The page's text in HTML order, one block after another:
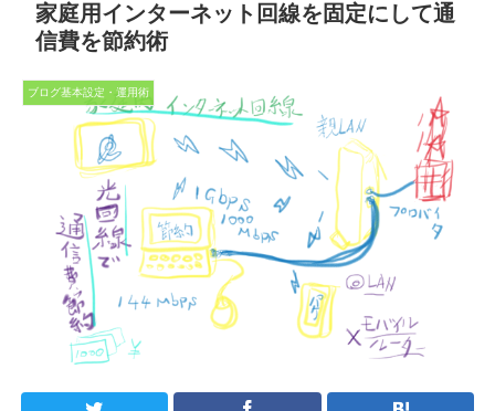
家庭用インターネット回線を固定にして通
信費を節約術
ブログ基本設定・運用術